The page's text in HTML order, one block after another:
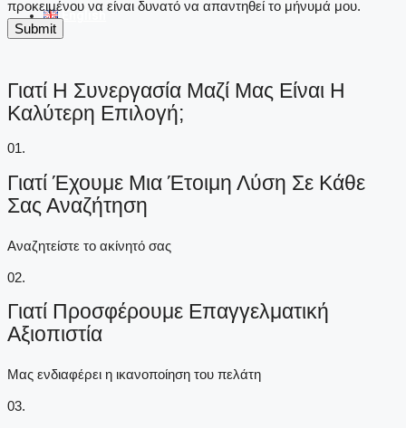
English
προκειμένου να είναι δυνατό να απαντηθεί το μήνυμά μου.
Submit
Γιατί Η Συνεργασία Μαζί Μας Είναι Η
Καλύτερη Επιλογή;
01.
Γιατί Έχουμε Μια Έτοιμη Λύση Σε Κάθε
Σας Αναζήτηση
Αναζητείστε το ακίνητό σας
02.
Γιατί Προσφέρουμε Επαγγελματική
Αξιοπιστία
Μας ενδιαφέρει η ικανοποίηση του πελάτη
03.